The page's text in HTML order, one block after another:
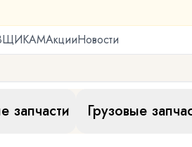
АкцииНовости
запчасти Грузовые